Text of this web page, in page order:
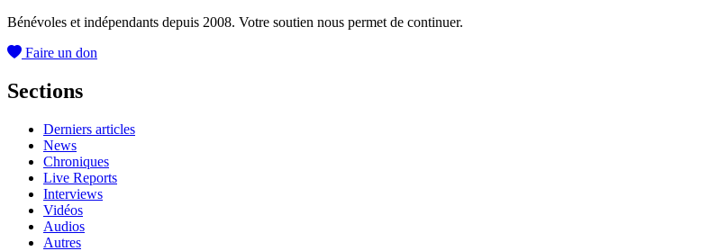
Bénévoles et indépendants depuis 2008. Votre soutien nous permet de continuer.
Faire un don
Sections
Derniers articles
News
Chroniques
Live Reports
Interviews
Vidéos
Audios
Autres